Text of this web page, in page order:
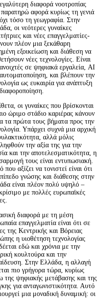
διαφορά νοοτροπίας
αφορά κυρίως τη γενιά
τόσο τη γεωγραφία. Στην
οι νεότερες γυναίκες
και νέες επαγγελματίες-
πλέον μια ξεκάθαρη
εξοικείωση και διάθεση να
νέες τεχνολογίες. Είναι
σε ψηφιακά εργαλεία, AI
και βλέπουν την
ως ευκαιρία για ανάπτυξη
οι γυναίκες που βρίσκονται
ώριμο στάδιο καριέρας κάνουν
τα πρώτα τους βήματα προς την
Υπάρχει συχνά μια αρχική
αλλά μόλις
την αξία της για την
και την αποτελεσματικότητα, η
τους είναι εντυπωσιακή.
που αξίζει να τονιστεί είναι ότι
γνώσης και διάθεσης στην
είναι πλέον πολύ υψηλό –
με πολλές ευρωπαϊκές
διαφορά με τη μέση
επαγγελματία είναι ότι σε
της Κεντρικής και Βόρειας
η υιοθέτηση τεχνολογίας
εδώ και χρόνια με την
κουλτούρα και την
Στην Ελλάδα, η αλλαγή
πιο γρήγορα τώρα, κυρίως
της ψηφιακής μετάβασης και της
για ανταγωνιστικότητα. Αυτό
μια μοναδική δυναμική: οι